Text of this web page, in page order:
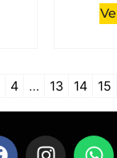
4 … 13 14 15